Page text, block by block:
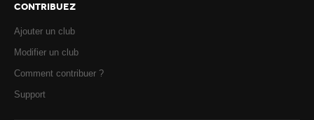
CONTRIBUEZ
Ajouter un club
Modifier un club
Comment contribuer ?
Support